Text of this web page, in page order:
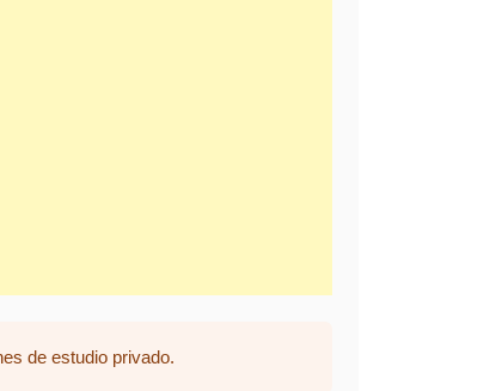
de estudio privado.